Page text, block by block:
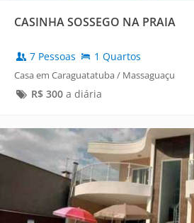
CASINHA SOSSEGO NA PRAIA
7 Pessoas 1 Quartos
Casa em Caraguatatuba / Massaguaçu
R$ 300a diária